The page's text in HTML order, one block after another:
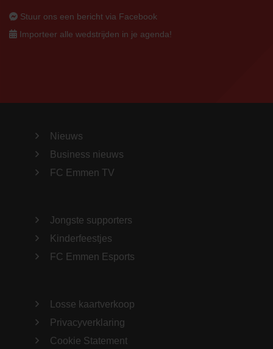
Stuur ons een bericht via Facebook
Importeer alle wedstrijden in je agenda!
Nieuws
Business nieuws
FC Emmen TV
Jongste supporters
Kinderfeestjes
FC Emmen Esports
Losse kaartverkoop
Privacyverklaring
Cookie Statement